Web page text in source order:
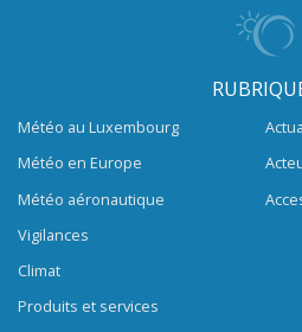
Météo au Luxembourg
Météo en Europe
Météo aéronautique
Vigilances
Climat
Produits et services